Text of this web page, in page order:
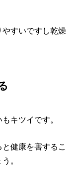
すいですし乾燥
キツイです。
健康を害するこ
。